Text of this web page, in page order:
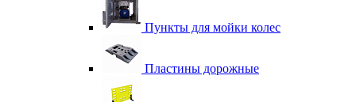
Пункты для мойки колес
Пластины дорожные